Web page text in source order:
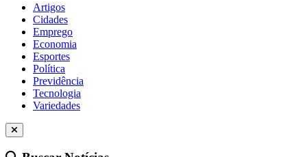
Artigos
Cidades
Emprego
Economia
Esportes
Política
Previdência
Tecnologia
Variedades